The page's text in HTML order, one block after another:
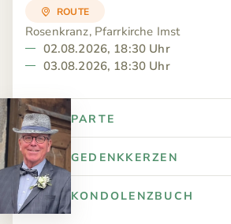
PARTE
GEDENKKERZEN
KONDOLENZBUCH
ROUTE
Rosenkranz, Pfarrkirche Imst
02.08.2026, 18:30 Uhr
03.08.2026, 18:30 Uhr